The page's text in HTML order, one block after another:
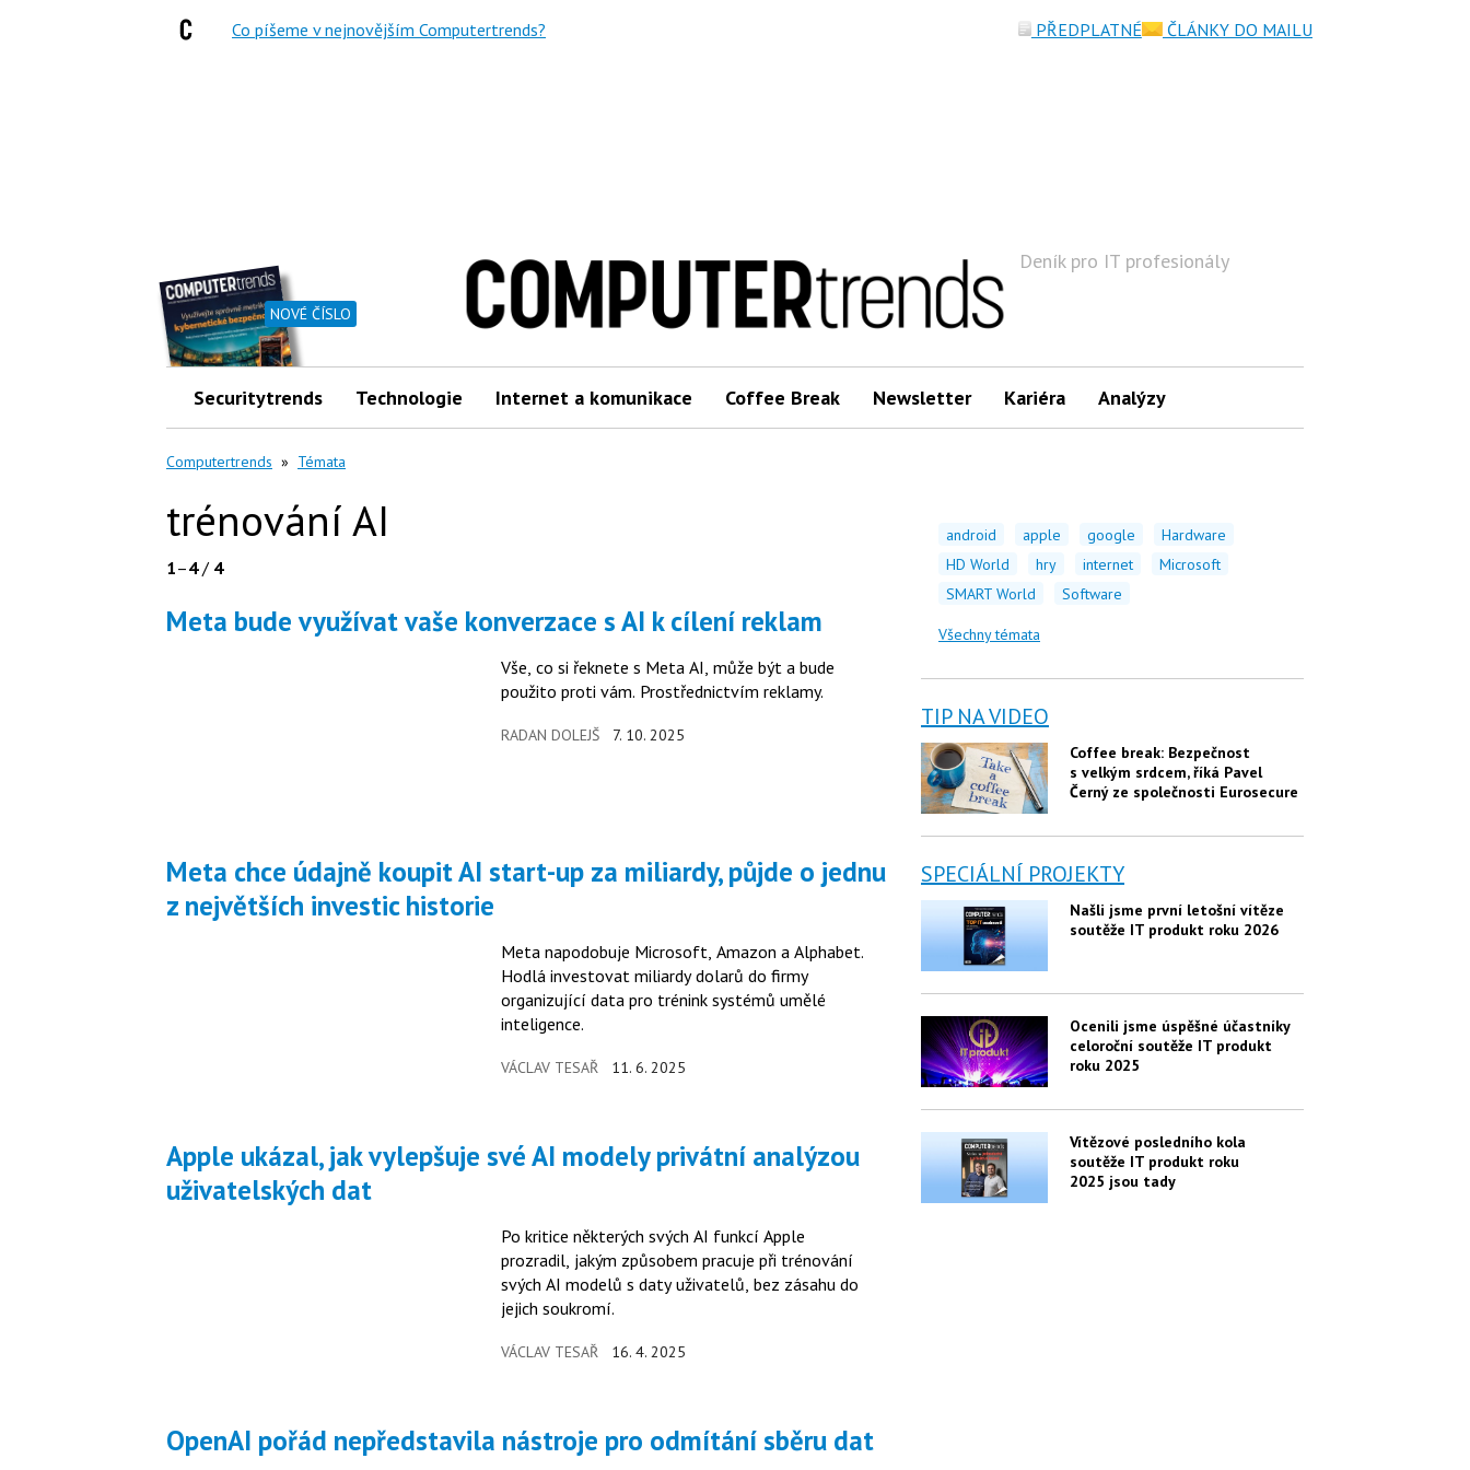
NOVÉ ČÍSLO
Deník pro IT profesionály
Securitytrends Technologie Internet a komunikace Coffee Break Newsletter Kariéra Analýzy
Computertrends » Témata
trénování AI
1–4/ 4
Meta bude využívat vaše konverzace s AI k cílení reklam
Vše, co si řeknete s Meta AI, může být a bude
použito proti vám. Prostřednictvím reklamy.
RADAN DOLEJŠ 7. 10. 2025
Meta chce údajně koupit AI start-up za miliardy, půjde o jednu
z největších investic historie
Meta napodobuje Microsoft, Amazon a Alphabet.
Hodlá investovat miliardy dolarů do firmy
organizující data pro trénink systémů umělé
inteligence.
VÁCLAV TESAŘ 11. 6. 2025
Apple ukázal, jak vylepšuje své AI modely privátní analýzou
uživatelských dat
Po kritice některých svých AI funkcí Apple
prozradil, jakým způsobem pracuje při trénování
svých AI modelů s daty uživatelů, bez zásahu do
jejich soukromí.
VÁCLAV TESAŘ 16. 4. 2025
OpenAI pořád nepředstavila nástroje pro odmítání sběru dat
android apple google
Hardware
HD World
hry internet
Microsoft
SMART World
Software
Všechny témata
TIP NA VIDEO
Coffee break: Bezpečnost
s velkým srdcem, říká Pavel
Černý ze společnosti Eurosecure
SPECIÁLNÍ PROJEKTY
Našli jsme první letošní vítěze
soutěže IT produkt roku 2026
Ocenili jsme úspěšné účastníky
celoroční soutěže IT produkt
roku 2025
Vítězové posledního kola
soutěže IT produkt roku
2025 jsou tady
Co píšeme v nejnovějším Computertrends? PŘEDPLATNÉ ČLÁNKY DO MAILU